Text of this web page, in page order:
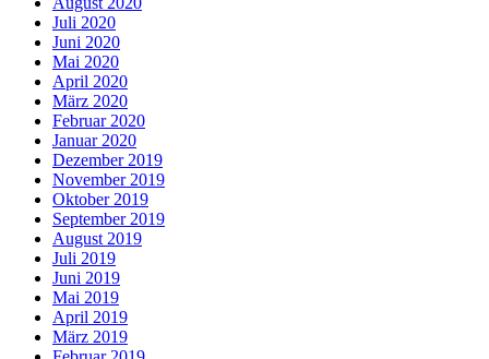
Juli 2020
Juni 2020
Mai 2020
April 2020
März 2020
Februar 2020
Januar 2020
Dezember 2019
November 2019
Oktober 2019
September 2019
August 2019
Juli 2019
Juni 2019
Mai 2019
April 2019
März 2019